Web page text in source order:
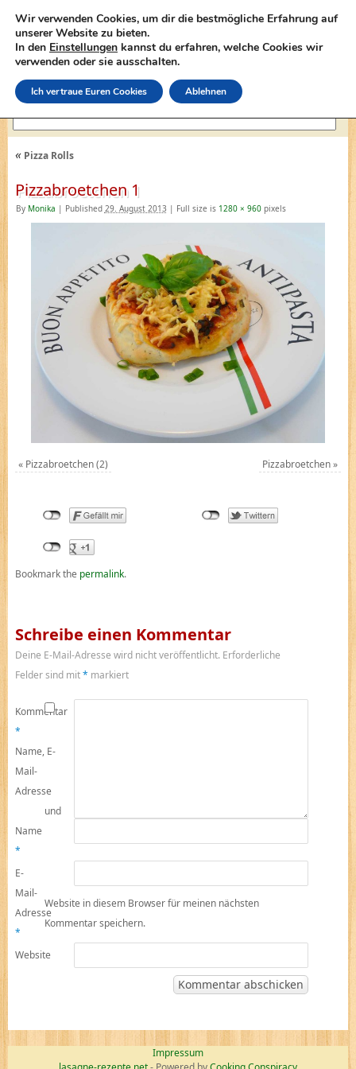
lasagne-rezepte.net
«Pizza Rolls
Pizzabroetchen 1
By Monika | Published 29. August 2013 | Full size is 1280 × 960pixels
« Pizzabroetchen (2) Pizzabroetchen»
Bookmark the permalink.
Schreibe einen Kommentar
Deine E-Mail-Adresse wird nicht veröffentlicht. Erforderliche
Felder sind mit* markiert
Kommentar
*
Name
*
E-
Mail-
Adresse
*
Website
Name, E-
Mail-
Adresse
und
Website in diesem Browser für meinen nächsten
Kommentar speichern.
Impressum
Wir verwenden Cookies, um dir die bestmögliche Erfahrung auf
unserer Website zu bieten.
In den Einstellungen kannst du erfahren, welche Cookies wir
verwenden oder sie ausschalten.
Ich vertraue Euren Cookies Ablehnen